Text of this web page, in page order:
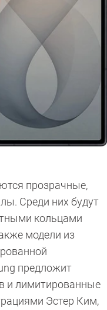
прозрачные,
Среди них будут
кольцами
модели из
предложит
и лимитированные
Эстер Ким,